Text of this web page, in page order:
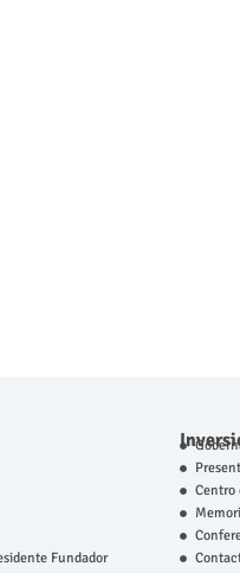
Fundador
Centro